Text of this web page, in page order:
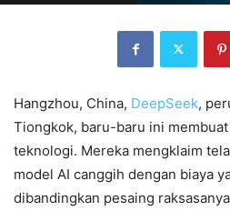
Hangzhou, China, DeepSeek,
Tiongkok, baru-baru ini
teknologi. Mereka mengklaim
model AI canggih dengan biaya
dibandingkan pesaing